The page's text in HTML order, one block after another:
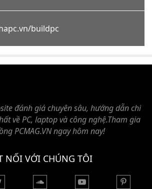
buildpc
đánh giá chuyên sâu, hướng dẫn chi
về PC, laptop và công nghệ.Tham gia
PCMAG.VN ngay hôm nay!
NỐI VỚI CHÚNG TÔI